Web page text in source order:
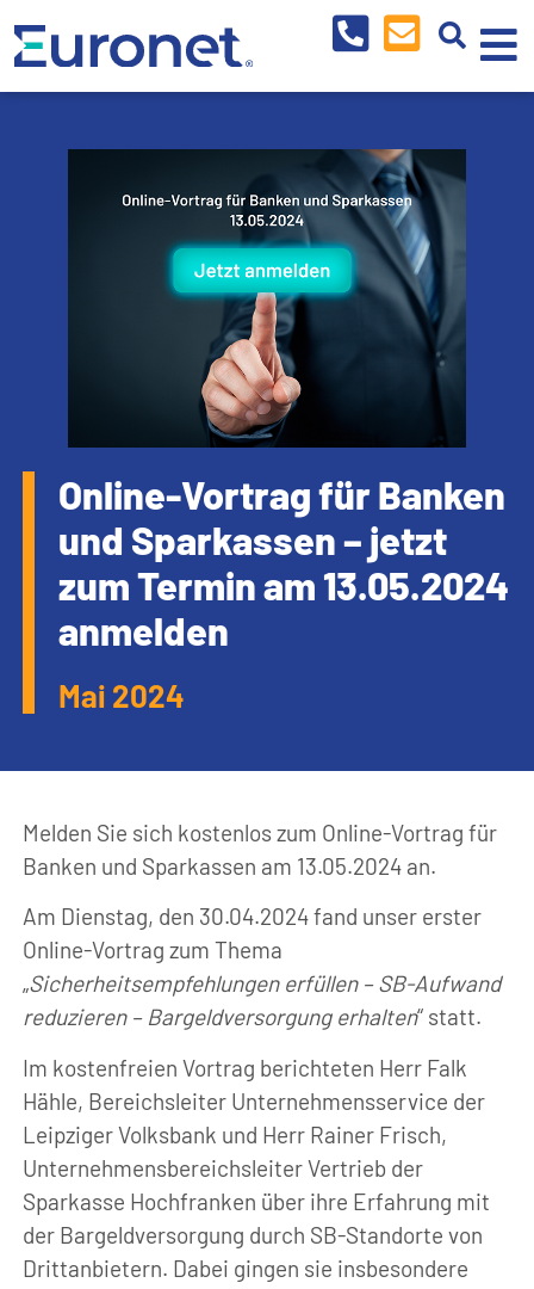
Online-Vortrag für Banken
und Sparkassen – jetzt
zum Termin am 13.05.2024
anmelden
Mai 2024
Melden Sie sich kostenlos zum Online-Vortrag für
Banken und Sparkassen am 13.05.2024 an.
Am Dienstag, den 30.04.2024 fand unser erster
Online-Vortrag zum Thema
„Sicherheitsempfehlungen erfüllen – SB-Aufwand
reduzieren – Bargeldversorgung erhalten“ statt.
Im kostenfreien Vortrag berichteten Herr Falk
Hähle, Bereichsleiter Unternehmensservice der
Leipziger Volksbank und Herr Rainer Frisch,
Unternehmensbereichsleiter Vertrieb der
Sparkasse Hochfranken über ihre Erfahrung mit
der Bargeldversorgung durch SB-Standorte von
Drittanbietern. Dabei gingen sie insbesondere